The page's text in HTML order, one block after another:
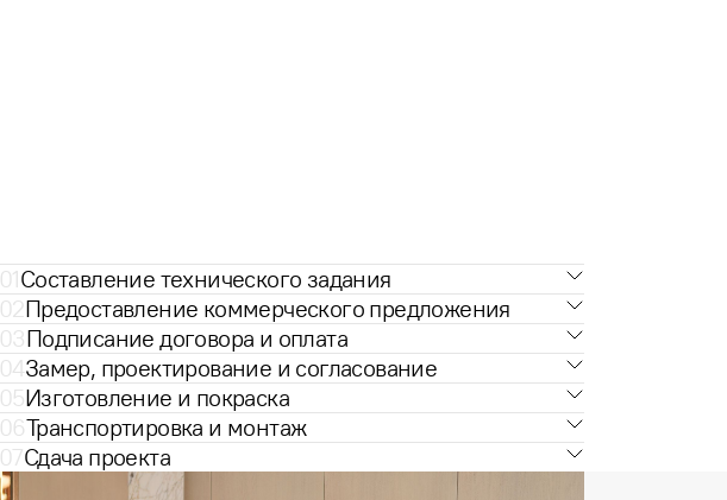
01Составление технического задания
02Предоставление коммерческого предложения
03Подписание договора и оплата
04Замер, проектирование и согласование
05Изготовление и покраска
06Транспортировка и монтаж
07Сдача проекта